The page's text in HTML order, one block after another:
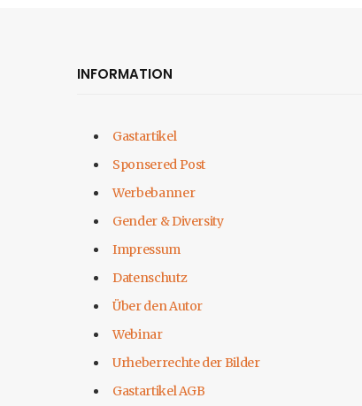
INFORMATION
Gastartikel
Sponsered Post
Werbebanner
Gender & Diversity
Impressum
Datenschutz
Über den Autor
Webinar
Urheberrechte der Bilder
Gastartikel AGB